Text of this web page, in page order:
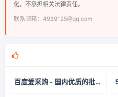
化，不承担相关法律责任。
联系邮箱：4939125@qq.com
百度爱采购 - 国内优质的批发采购平台、货源批发网、进货渠道